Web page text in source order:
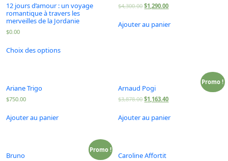
12 jours d’amour : un voyage
romantique à travers les
merveilles de la Jordanie
$0.00
Choix des options
$4,300.00 $1,290.00
Ajouter au panier
Ariane Trigo
$750.00
Ajouter au panier
Promo !
Arnaud Pogi
$3,878.00 $1,163.40
Ajouter au panier
Promo !
Bruno Caroline Affortit